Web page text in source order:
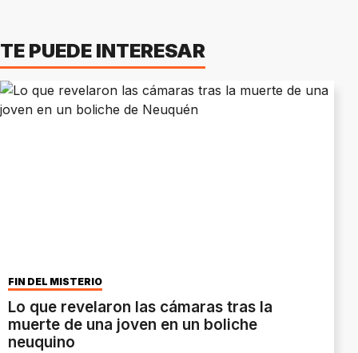
TE PUEDE INTERESAR
FIN DEL MISTERIO
Lo que revelaron las cámaras tras la
muerte de una joven en un boliche
neuquino